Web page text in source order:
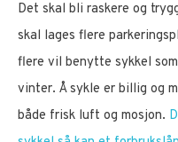
Det skal bli raskere og
skal lages flere
flere vil benytte sykkel
vinter. Å sykle er billig og
både frisk luft og mosjon.